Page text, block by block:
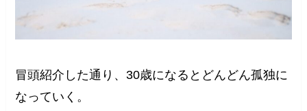
冒頭紹介した通り、30歳になるとどんどん孤独に
なっていく。